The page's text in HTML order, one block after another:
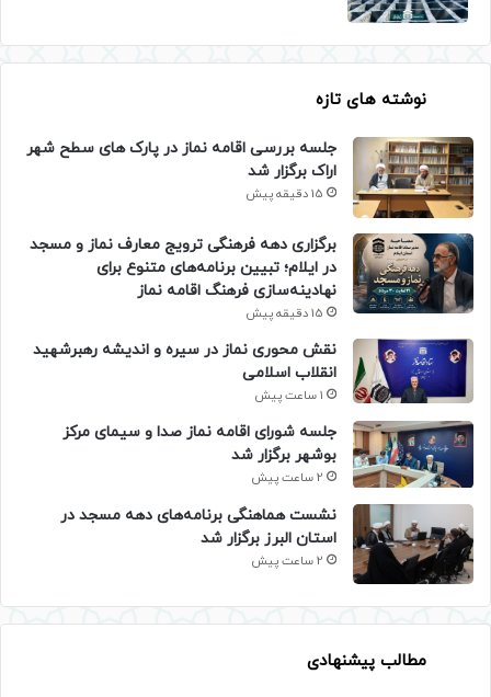
نوشته های تازه
جلسه بررسی اقامه نماز در پارک های سطح شهر
اراک برگزار شد
15 دقیقه پیش
برگزاری دهه فرهنگی ترویج معارف نماز و مسجد
در ایلام؛ تبیین برنامه‌های متنوع برای
نهادینه‌سازی فرهنگ اقامه نماز
15 دقیقه پیش
نقش محوری نماز در سیره و اندیشه رهبرشهید
انقلاب اسلامی
1 ساعت پیش
جلسه شورای اقامه نماز صدا و سیمای مرکز
بوشهر برگزار شد
2 ساعت پیش
نشست هماهنگی برنامه‌های دهه مسجد در
استان البرز برگزار شد
2 ساعت پیش
مطالب پیشنهادی